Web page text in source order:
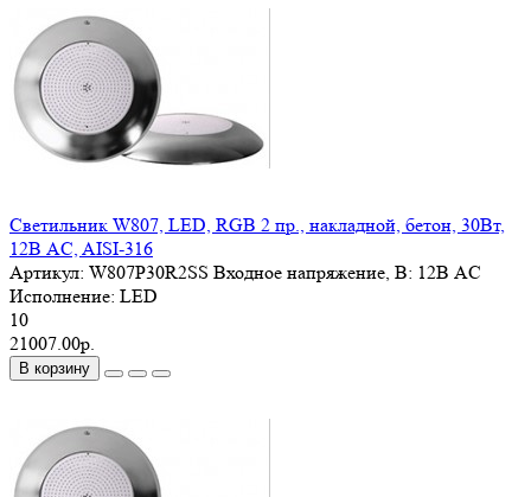
Светильник W807, LED, RGB 2 пр., накладной, бетон, 30Вт,
12В AC, AISI-316
Артикул: W807P30R2SS Входное напряжение, В: 12В AC
Исполнение: LED
10
21007.00р.
В корзину